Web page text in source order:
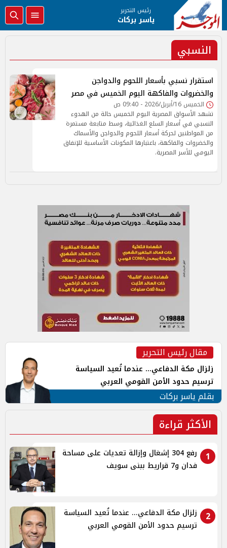
رئيس التحرير
ياسر بركات
النسبي
استقرار نسبي بأسعار اللحوم والدواجن
والخضروات والفاكهة اليوم الخميس في مصر
الخميس 16/أبريل/2026 - 09:40 ص
تشهد الأسواق المصرية اليوم الخميس حالة من الهدوء
النسبي في أسعار السلع الغذائية، وسط متابعة مستمرة
من المواطنين لحركة أسعار اللحوم والدواجن والأسماك
والخضروات والفاكهة، باعتبارها المكونات الأساسية للإنفاق
اليومي للأسر المصرية.
مقال رئيس التحرير
زلزال مكة الدفاعي... عندما تُعيد السياسة
ترسيم حدود الأمن القومي العربي
بقلم ياسر بركات
الأكثر قراءة
1
رفع 304 إشغال وإزالة تعديات على مساحة
فدان و7 قراريط ببنى سويف
2
زلزال مكة الدفاعي... عندما تُعيد السياسة
ترسيم حدود الأمن القومي العربي